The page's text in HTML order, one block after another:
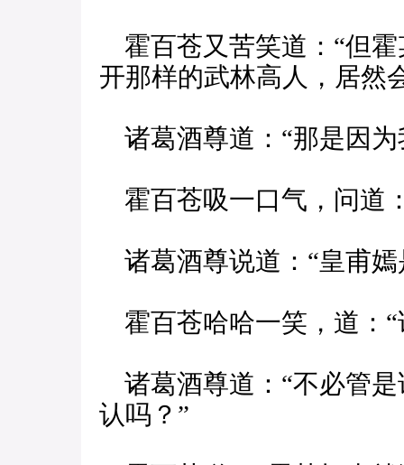
霍百苍又苦笑道：“但
开那样的武林高人，居然
诸葛酒尊道：“那是因为
霍百苍吸一口气，问道
诸葛酒尊说道：“皇甫嫣
霍百苍哈哈一笑，道：“
诸葛酒尊道：“不必管
认吗？”